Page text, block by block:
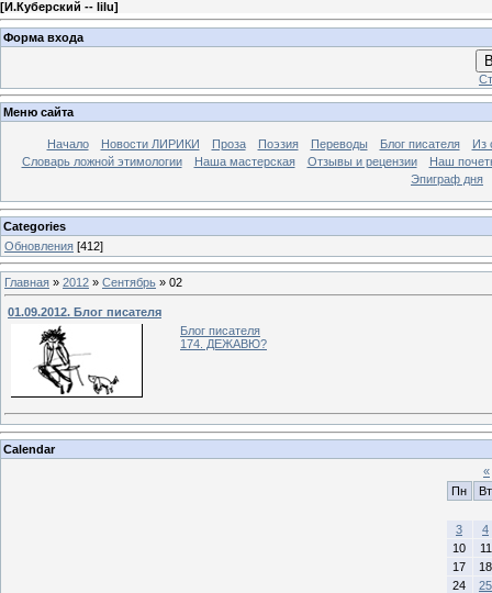
[И.Куберский -- lilu]
Форма входа
Меню сайта
Начало Новости ЛИРИКИ Проза Поэзия Переводы Блог писателя
Из
Словарь ложной этимологии
Наша мастерская Отзывы и рецензии
Наш
Эпиграф дня
Categories
Обновления [412]
Главная » 2012 » Сентябрь » 02
01.09.2012. Блог писателя
Блог писателя
174. ДЕЖАВЮ?
Calendar
«
Пн
Вт
3
4
10
11
17
18
24
25